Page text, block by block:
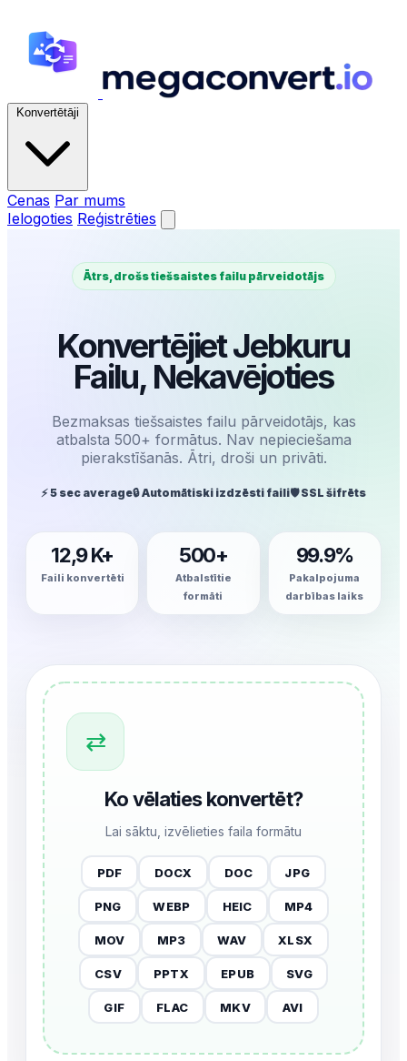
Konvertētāji
Cenas Par mums
Ielogoties Reģistrēties
Ātrs, drošs tiešsaistes failu pārveidotājs
Konvertējiet Jebkuru
Failu, Nekavējoties
Bezmaksas tiešsaistes failu pārveidotājs, kas
atbalsta 500+ formātus. Nav nepieciešama
pierakstīšanās. Ātri, droši un privāti.
⚡ 5 sec average🔒 Automātiski izdzēsti faili🛡️ SSL šifrēts
12,9 K+
Faili konvertēti
500+
Atbalstītie
formāti
99.9%
Pakalpojuma
darbības laiks
⇄
Ko vēlaties konvertēt?
Lai sāktu, izvēlieties faila formātu
PDF DOCX DOC JPG
PNG WEBP HEIC MP4
MOV MP3 WAV XLSX
CSV PPTX EPUB SVG
GIF FLAC MKV AVI